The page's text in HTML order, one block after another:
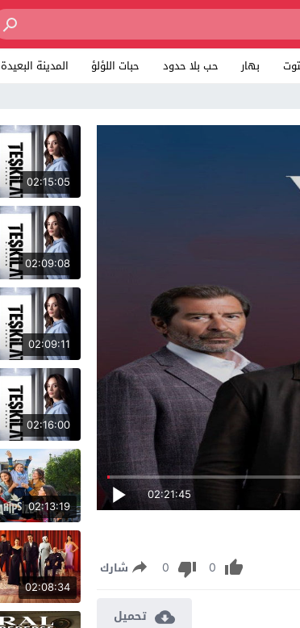
بهار حب بلا حدود حبات اللؤلؤ المدينة البعيدة
02:21:45
0
0 شارك
تحميل
02:15:05
02:09:08
02:09:11
02:16:00
02:13:19
02:08:34